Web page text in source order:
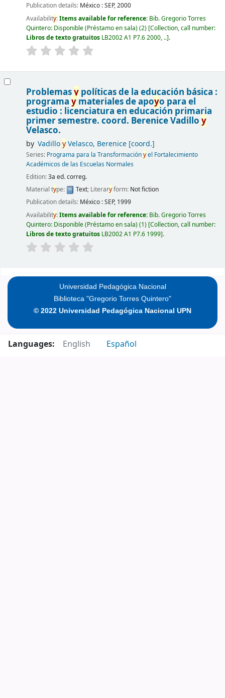
Publication details: México :SEP,2000
Availability:Items available for reference: Bib. Gregorio Torres
Quintero: Disponible (Préstamo en sala)(2) Collection, call number:
Libros de texto gratuitos LB2002 A1 P7.6 2000, .. .
Problemasypolíticas de la educación básica :
programa ymateriales de apoyo para el
estudio : licenciatura en educación primaria
primer semestre. coord. Berenice Vadillo y
Velasco.
by VadilloyVelasco, Berenice[coord.]
Series: Programa para la Transformaciónyel Fortalecimiento
Académicos de las Escuelas Normales
Edition:3a ed. correg.
Material type: Text; Literaryform: Not fiction
Publication details: México :SEP, 1999
Availability:Items available for reference: Bib. Gregorio Torres
Quintero: Disponible (Préstamo en sala)(1) Collection, call number:
Libros de texto gratuitos LB2002 A1 P7.6 1999 .
Universidad Pedagógica Nacional
Biblioteca "Gregorio Torres Quintero"
© 2022 Universidad Pedagógica Nacional UPN
Languages: English Español